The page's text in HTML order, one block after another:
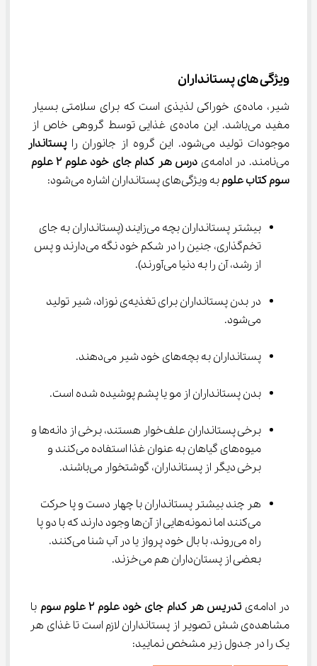
ویژگی های پستانداران
شیر، ماده‌ی خوراکی لذیذی است که برای سلامتی بسیار
مفید می‌باشد. این ماده‌ی غذایی توسط گروهی خاص از
موجودات تولید می‌شود. این گروه از جانوران را
پستاندار
می‌نامند. در ادامه‌ی
درس هر کدام جای خود علوم ۲ علوم
سوم کتاب علوم به ویژگی‌های پستانداران اشاره می‌شود:
بیشتر پستانداران بچه می‌زایند (پستانداران به جای
تخم‌گذاری، جنین را در شکم خود نگه می‌دارند و پس
از رشد، آن را به دنیا می‌آورند).
در بدن پستانداران برای تغذیه‌ی نوزاد، شیر تولید
می‌شود.
پستانداران به بچه‌های خود شیر می‌دهند.
بدن پستانداران از مو یا پشم پوشیده شده است.
برخی پستانداران علف‌خوار هستند، برخی از دانه‌ها و
میوه‌های گیاهان به عنوان غذا استفاده می‌کنند و
برخی دیگر از پستانداران، گوشتخوار می‌باشند.
هر چند بیشتر پستانداران با چهار دست و پا حرکت
می‌کنند اما نمونه‌هایی از آن‌ها وجود دارند که با دو پا
راه ‌می‌روند، با بال خود پرواز یا در آب شنا می‌کنند.
بعضی از پستان‌داران هم می‌خزند.
در ادامه‌ی تدریس هر کدام جای خود علوم ۲ علوم سوم
با
مشاهده‌ی شش تصویر از پستانداران لازم است تا غذای هر
یک را در جدول زیر مشخص نمایید: